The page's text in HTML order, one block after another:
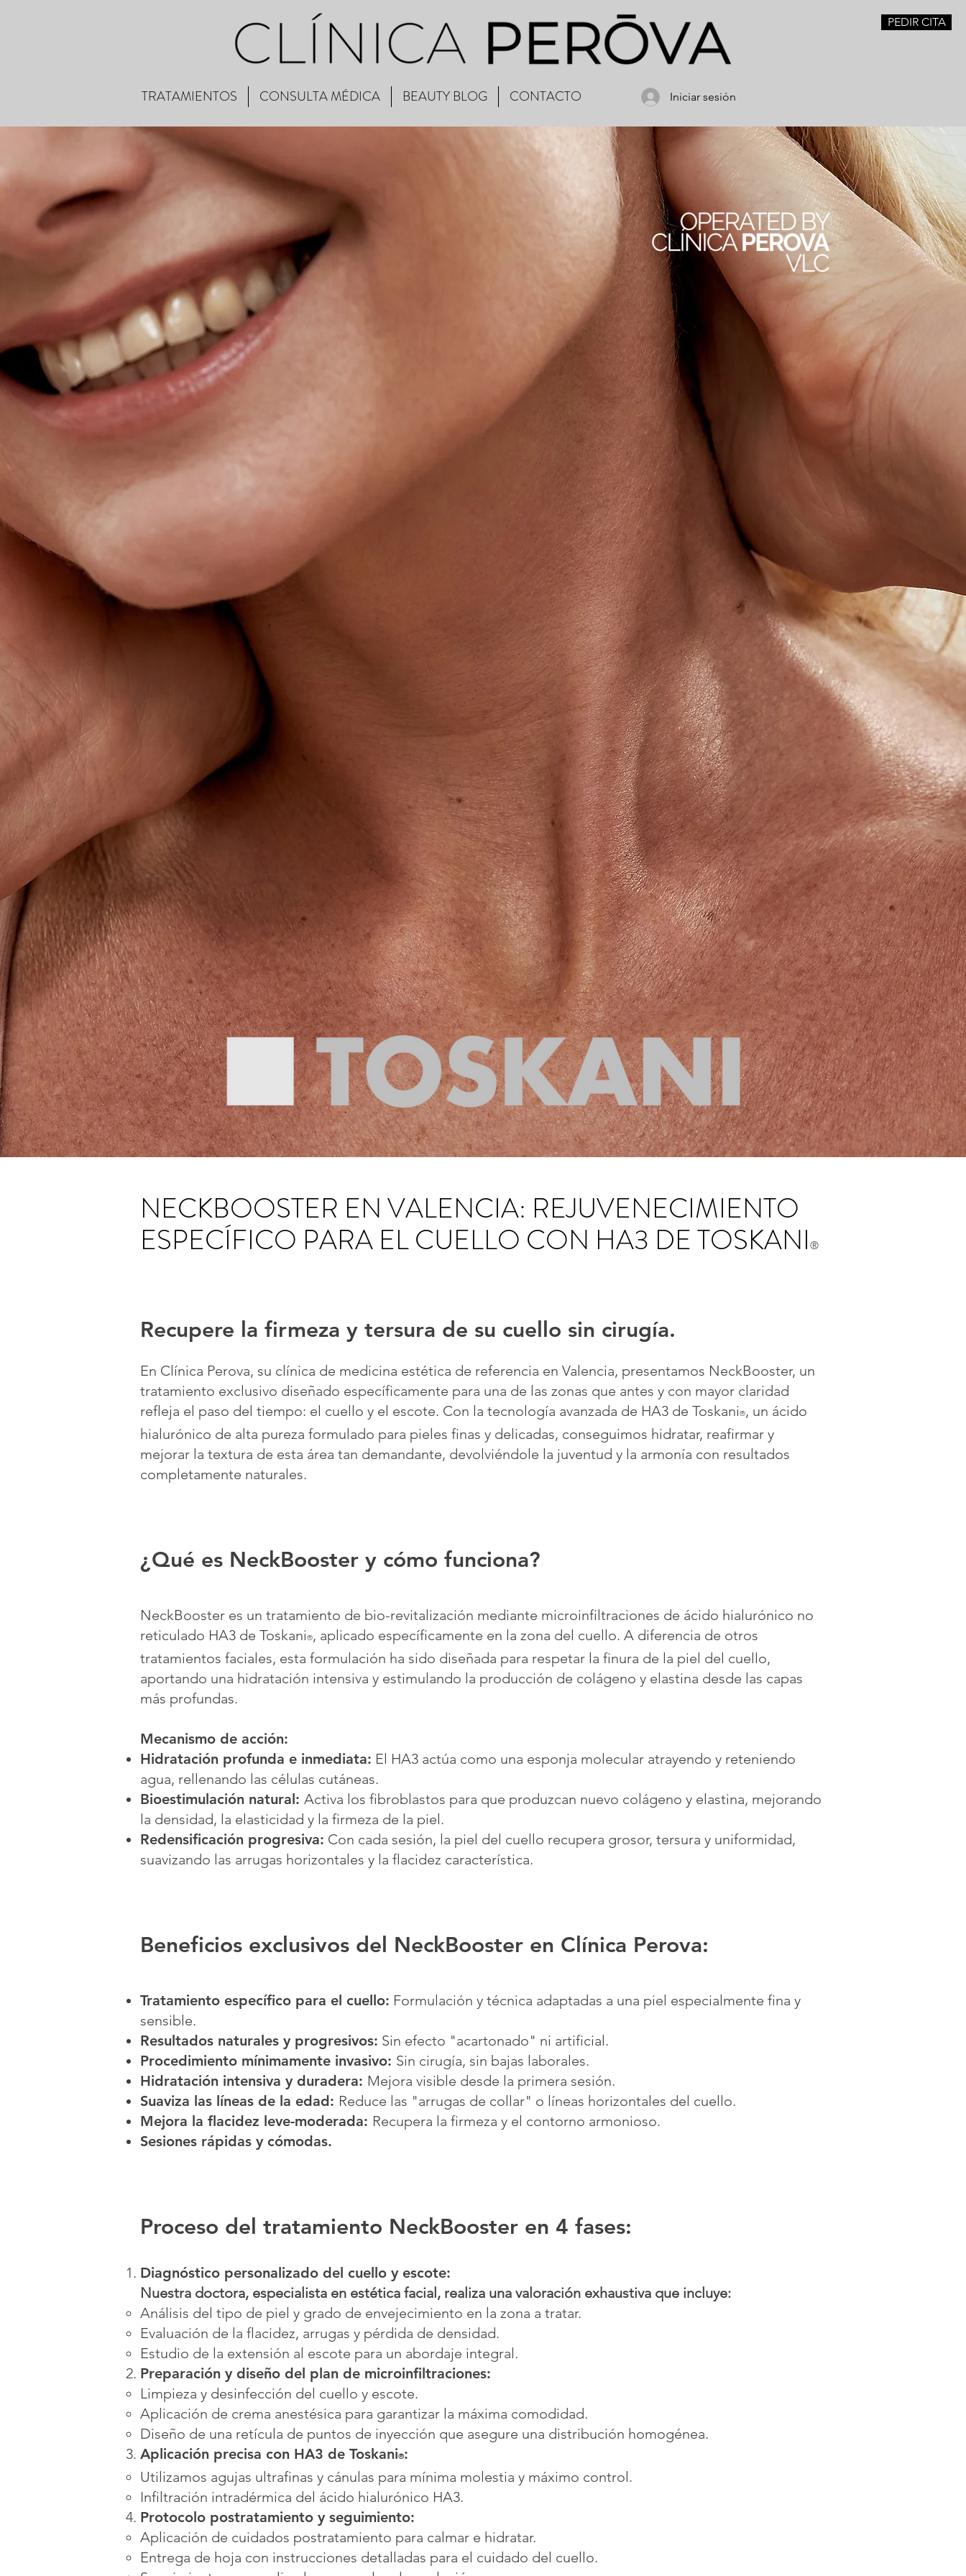
PEDIR CITA
TRATAMIENTOS CONSULTA MÉDICA BEAUTY BLOG CONTACTO Iniciar sesión
NECKBOOSTER EN VALENCIA: REJUVENECIMIENTO
ESPECÍFICO PARA EL CUELLO CON HA3 DE TOSKANI ®
Recupere la firmeza y tersura de su cuello sin cirugía.
En Clínica Perova, su clínica de medicina estética de referencia en Valencia, presentamos NeckBooster, un
tratamiento exclusivo diseñado específicamente para una de las zonas que antes y con mayor claridad
refleja el paso del tiempo: el cuello y el escote. Con la tecnología avanzada de HA3 de Toskani®, un ácido
hialurónico de alta pureza formulado para pieles finas y delicadas, conseguimos hidratar, reafirmar y
mejorar la textura de esta área tan demandante, devolviéndole la juventud y la armonía con resultados
completamente naturales.
¿Qué es NeckBooster y cómo funciona?
NeckBooster es un tratamiento de bio-revitalización mediante microinfiltraciones de ácido hialurónico no
reticulado HA3 de Toskani®, aplicado específicamente en la zona del cuello. A diferencia de otros
tratamientos faciales, esta formulación ha sido diseñada para respetar la finura de la piel del cuello,
aportando una hidratación intensiva y estimulando la producción de colágeno y elastina desde las capas
más profundas.
Mecanismo de acción:
Hidratación profunda e inmediata: El HA3 actúa como una esponja molecular atrayendo y reteniendo
agua, rellenando las células cutáneas.
Bioestimulación natural: Activa los fibroblastos para que produzcan nuevo colágeno y elastina, mejorando
la densidad, la elasticidad y la firmeza de la piel.
Redensificación progresiva: Con cada sesión, la piel del cuello recupera grosor, tersura y uniformidad,
suavizando las arrugas horizontales y la flacidez característica.
Beneficios exclusivos del NeckBooster en Clínica Perova:
Tratamiento específico para el cuello: Formulación y técnica adaptadas a una piel especialmente fina y
sensible.
Resultados naturales y progresivos: Sin efecto "acartonado" ni artificial.
Procedimiento mínimamente invasivo: Sin cirugía, sin bajas laborales.
Hidratación intensiva y duradera: Mejora visible desde la primera sesión.
Suaviza las líneas de la edad: Reduce las "arrugas de collar" o líneas horizontales del cuello.
Mejora la flacidez leve-moderada: Recupera la firmeza y el contorno armonioso.
Sesiones rápidas y cómodas.
Proceso del tratamiento NeckBooster en 4 fases:
Diagnóstico personalizado del cuello y escote:
Nuestra doctora, especialista en estética facial, realiza una valoración exhaustiva que incluye:
Análisis del tipo de piel y grado de envejecimiento en la zona a tratar.
Evaluación de la flacidez, arrugas y pérdida de densidad.
Estudio de la extensión al escote para un abordaje integral.
Preparación y diseño del plan de microinfiltraciones:
Limpieza y desinfección del cuello y escote.
Aplicación de crema anestésica para garantizar la máxima comodidad.
Diseño de una retícula de puntos de inyección que asegure una distribución homogénea.
Aplicación precisa con HA3 de Toskani®:
Utilizamos agujas ultrafinas y cánulas para mínima molestia y máximo control.
Infiltración intradérmica del ácido hialurónico HA3.
Protocolo postratamiento y seguimiento:
Aplicación de cuidados postratamiento para calmar e hidratar.
Entrega de hoja con instrucciones detalladas para el cuidado del cuello.